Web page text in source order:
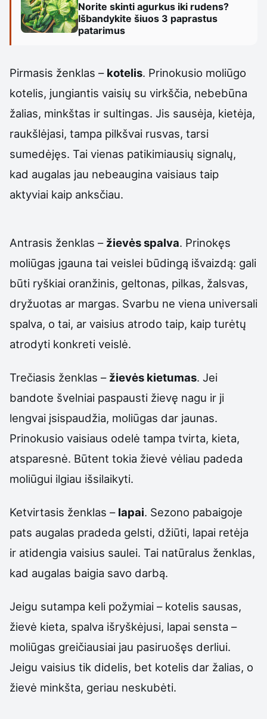
Norite skinti agurkus iki rudens?
Išbandykite šiuos 3 paprastus
patarimus
Pirmasis ženklas – kotelis. Prinokusio moliūgo
kotelis, jungiantis vaisių su virkščia, nebebūna
žalias, minkštas ir sultingas. Jis sausėja, kietėja,
raukšlėjasi, tampa pilkšvai rusvas, tarsi
sumedėjęs. Tai vienas patikimiausių signalų,
kad augalas jau nebeaugina vaisiaus taip
aktyviai kaip anksčiau.
Antrasis ženklas – žievės spalva. Prinokęs
moliūgas įgauna tai veislei būdingą išvaizdą: gali
būti ryškiai oranžinis, geltonas, pilkas, žalsvas,
dryžuotas ar margas. Svarbu ne viena universali
spalva, o tai, ar vaisius atrodo taip, kaip turėtų
atrodyti konkreti veislė.
Trečiasis ženklas – žievės kietumas. Jei
bandote švelniai paspausti žievę nagu ir ji
lengvai įsispaudžia, moliūgas dar jaunas.
Prinokusio vaisiaus odelė tampa tvirta, kieta,
atsparesnė. Būtent tokia žievė vėliau padeda
moliūgui ilgiau išsilaikyti.
Ketvirtasis ženklas – lapai. Sezono pabaigoje
pats augalas pradeda gelsti, džiūti, lapai retėja
ir atidengia vaisius saulei. Tai natūralus ženklas,
kad augalas baigia savo darbą.
Jeigu sutampa keli požymiai – kotelis sausas,
žievė kieta, spalva išryškėjusi, lapai sensta –
moliūgas greičiausiai jau pasiruošęs derliui.
Jeigu vaisius tik didelis, bet kotelis dar žalias, o
žievė minkšta, geriau neskubėti.